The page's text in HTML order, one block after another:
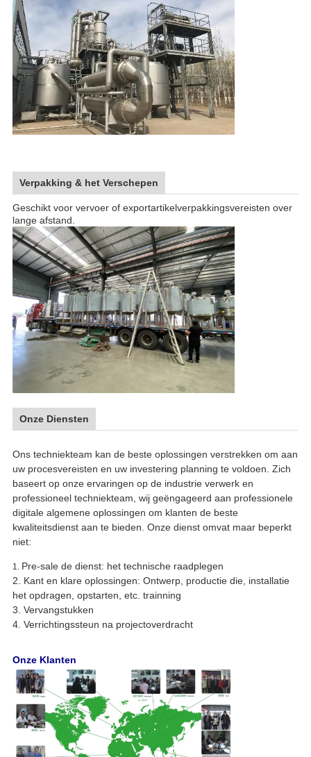
Verpakking & het Verschepen
Geschikt voor vervoer of exportartikelverpakkingsvereisten over
lange afstand.
Onze Diensten
Ons techniekteam kan de beste oplossingen verstrekken om aan
uw procesvereisten en uw investering planning te voldoen. Zich
baseert op onze ervaringen op de industrie verwerk en
professioneel techniekteam, wij geëngageerd aan professionele
digitale algemene oplossingen om klanten de beste
kwaliteitsdienst aan te bieden. Onze dienst omvat maar beperkt
niet:
1. Pre-sale de dienst: het technische raadplegen
2. Kant en klare oplossingen: Ontwerp, productie die, installatie
het opdragen, opstarten, etc. trainning
3. Vervangstukken
4. Verrichtingssteun na projectoverdracht
Onze Klanten